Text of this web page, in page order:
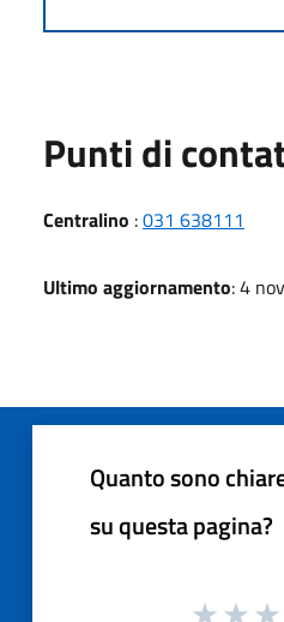
Punti di
Centralino :031 638111
Ultimo aggiornamento: 4
Quanto sono
su questa pagina?